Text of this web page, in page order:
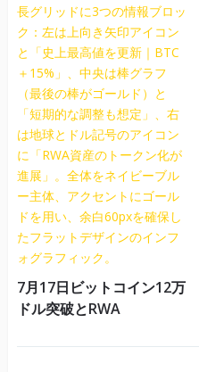
7月17日ビットコイン12万
ドル突破とRWA